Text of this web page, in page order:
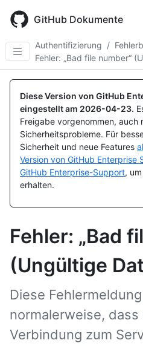
main
content
GitHub Dokumente
Authentifizierung /
Fehler: „Bad file number“
Diese Version von GitHub
eingestellt am 2026-04-23.
Freigabe vorgenommen, auch
Sicherheitsprobleme. Für
Sicherheit und neue Features
Version von GitHub Enterprise
GitHub Enterprise-Support,
erhalten.
Fehler: „Bad
(Ungültige
Diese
normalerweise, dass
Verbindung zum